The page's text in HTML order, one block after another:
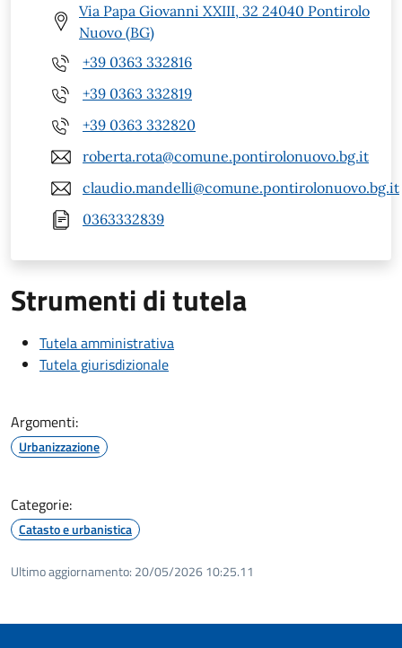
Via Papa Giovanni XXIII, 32 24040 Pontirolo
Nuovo (BG)
+39 0363 332816
+39 0363 332819
+39 0363 332820
roberta.rota@comune.pontirolonuovo.bg.it
claudio.mandelli@comune.pontirolonuovo.bg.it
0363332839
Strumenti di tutela
Tutela amministrativa
Tutela giurisdizionale
Argomenti:
Urbanizzazione
Categorie:
Catasto e urbanistica
Ultimo aggiornamento: 20/05/2026 10:25.11